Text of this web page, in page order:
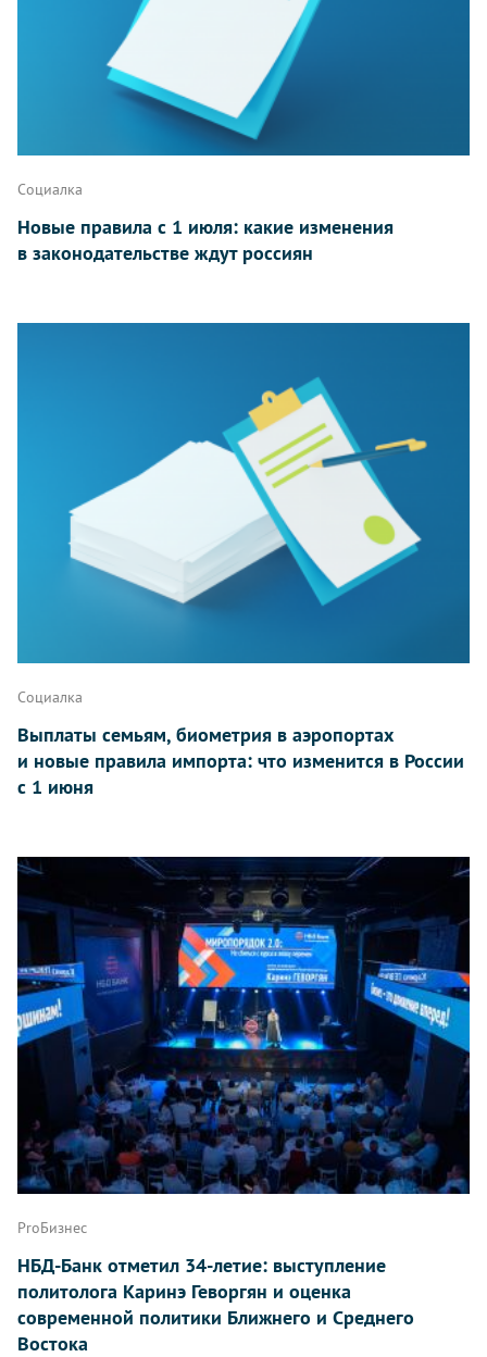
Социалка
Новые правила с 1 июля: какие изменения
в законодательстве ждут россиян
Социалка
Выплаты семьям, биометрия в аэропортах
и новые правила импорта: что изменится в России
с 1 июня
ProБизнес
НБД-Банк отметил 34-летие: выступление
политолога Каринэ Геворгян и оценка
современной политики Ближнего и Среднего
Востока